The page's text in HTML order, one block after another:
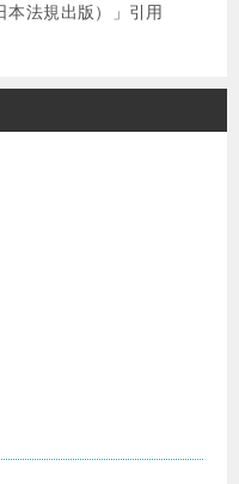
本法規出版）」引用